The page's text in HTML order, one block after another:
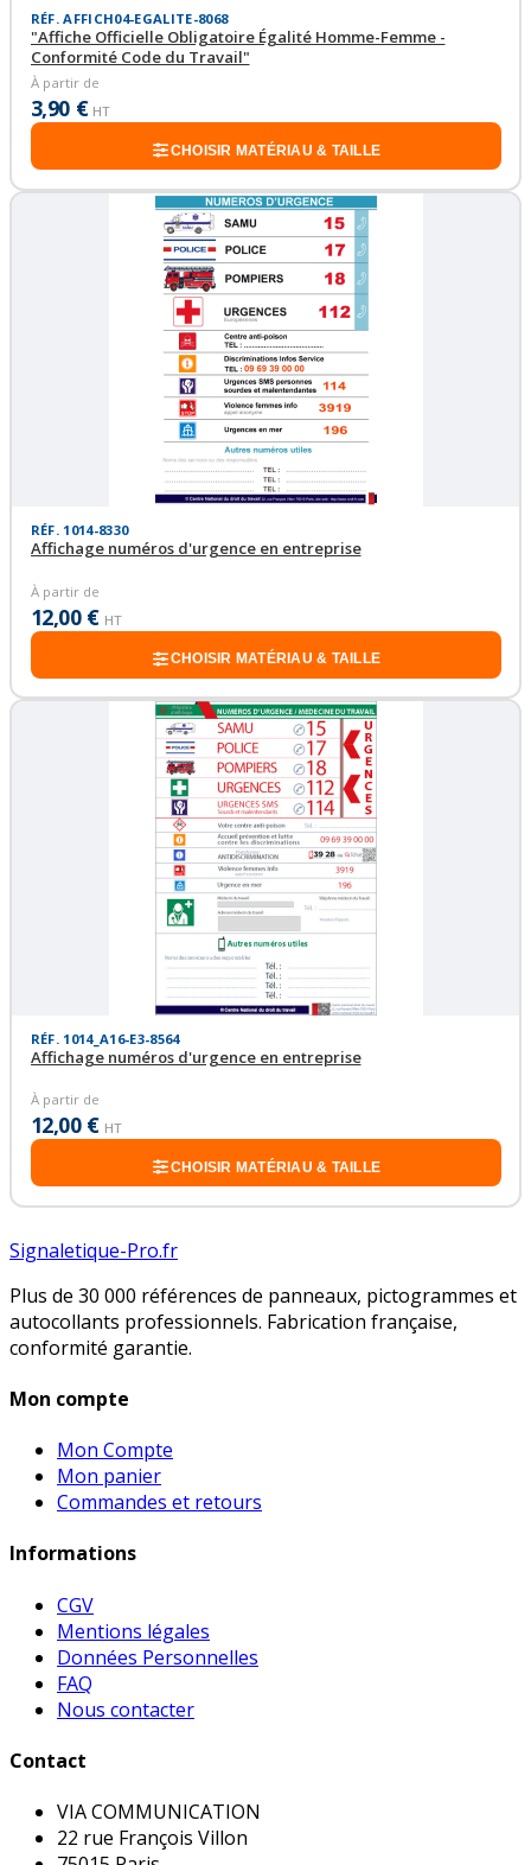
RÉF. AFFICH04-EGALITE-8068
"Affiche Officielle Obligatoire Égalité Homme-Femme -
Conformité Code du Travail"
À partir de
3,90 € HT
CHOISIR MATÉRIAU & TAILLE
RÉF. 1014-8330
Affichage numéros d'urgence en entreprise
À partir de
12,00 € HT
CHOISIR MATÉRIAU & TAILLE
RÉF. 1014_A16-E3-8564
Affichage numéros d'urgence en entreprise
À partir de
12,00 € HT
CHOISIR MATÉRIAU & TAILLE
Signaletique-Pro.fr
Plus de 30 000 références de panneaux, pictogrammes et
autocollants professionnels. Fabrication française,
conformité garantie.
Mon compte
Mon Compte
Mon panier
Commandes et retours
Informations
CGV
Mentions légales
Données Personnelles
FAQ
Nous contacter
Contact
VIA COMMUNICATION
22 rue François Villon